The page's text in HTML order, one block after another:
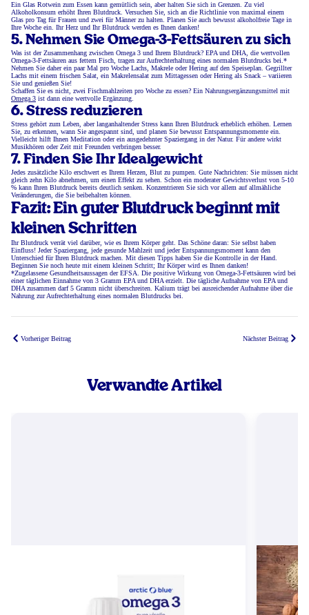
Ein Glas Rotwein zum Essen kann gemütlich sein, aber halten Sie sich in Grenzen. Zu viel
Alkoholkonsum erhöht Ihren Blutdruck. Versuchen Sie, sich an die Richtlinie von maximal einem
Glas pro Tag für Frauen und zwei für Männer zu halten. Planen Sie auch bewusst alkoholfreie Tage in
Ihre Woche ein. Ihr Herz und Ihr Blutdruck werden es Ihnen danken!
5. Nehmen Sie Omega-3-Fettsäuren zu sich
Was ist der Zusammenhang zwischen Omega 3 und Ihrem Blutdruck? EPA und DHA, die wertvollen
Omega-3-Fettsäuren aus fettem Fisch, tragen zur Aufrechterhaltung eines normalen Blutdrucks bei.*
Nehmen Sie daher ein paar Mal pro Woche Lachs, Makrele oder Hering auf den Speiseplan. Gegrillter
Lachs mit einem frischen Salat, ein Makrelensalat zum Mittagessen oder Hering als Snack – variieren
Sie und genießen Sie!
Schaffen Sie es nicht, zwei Fischmahlzeiten pro Woche zu essen? Ein Nahrungsergänzungsmittel mit
Omega 3 ist dann eine wertvolle Ergänzung.
6. Stress reduzieren
Stress gehört zum Leben, aber langanhaltender Stress kann Ihren Blutdruck erheblich erhöhen. Lernen
Sie, zu erkennen, wann Sie angespannt sind, und planen Sie bewusst Entspannungsmomente ein.
Vielleicht hilft Ihnen Meditation oder ein ausgedehnter Spaziergang in der Natur. Für andere wirkt
Musikhören oder Zeit mit Freunden verbringen besser.
7. Finden Sie Ihr Idealgewicht
Jedes zusätzliche Kilo erschwert es Ihrem Herzen, Blut zu pumpen. Gute Nachrichten: Sie müssen nicht
gleich zehn Kilo abnehmen, um einen Effekt zu sehen. Schon ein moderater Gewichtsverlust von 5-10
% kann Ihren Blutdruck bereits deutlich senken. Konzentrieren Sie sich vor allem auf allmähliche
Veränderungen, die Sie beibehalten können.
Fazit: Ein guter Blutdruck beginnt mit
kleinen Schritten
Ihr Blutdruck verrät viel darüber, wie es Ihrem Körper geht. Das Schöne daran: Sie selbst haben
Einfluss! Jeder Spaziergang, jede gesunde Mahlzeit und jeder Entspannungsmoment kann den
Unterschied für Ihren Blutdruck machen. Mit diesen Tipps haben Sie die Kontrolle in der Hand.
Beginnen Sie noch heute mit einem kleinen Schritt; Ihr Körper wird es Ihnen danken!
*Zugelassene Gesundheitsaussagen der EFSA. Die positive Wirkung von Omega-3-Fettsäuren wird bei
einer täglichen Einnahme von 3 Gramm EPA und DHA erzielt. Die tägliche Aufnahme von EPA und
DHA zusammen darf 5 Gramm nicht überschreiten. Kalium trägt bei ausreichender Aufnahme über die
Nahrung zur Aufrechterhaltung eines normalen Blutdrucks bei.
Vorheriger Beitrag Nächster Beitrag
Verwandte Artikel